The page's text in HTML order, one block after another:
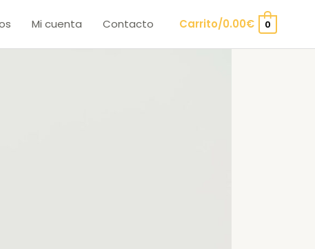
Mi cuenta Contacto Carrito/0.00€ 0